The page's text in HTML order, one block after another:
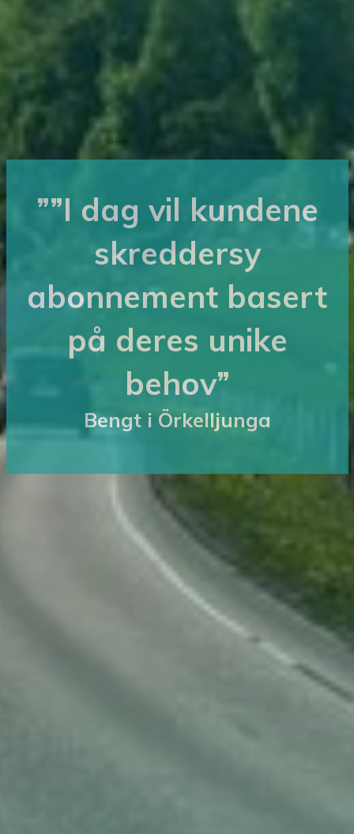
””I dag vil kundene
skreddersy
abonnement basert
på deres unike
behov”
Bengt i Örkelljunga